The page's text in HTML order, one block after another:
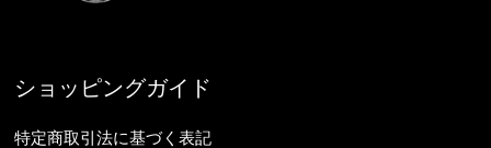
ショッピングガイド
特定商取引法に基づく表記